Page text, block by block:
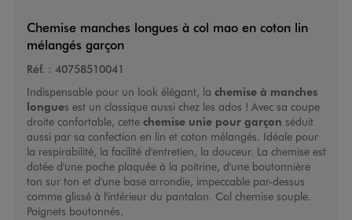
Chemise manches longues à col mao en coton lin
mélangés garçon
Réf. : 40758510041
Indispensable pour un look élégant, la chemise à manches
longues est un classique aussi chez les ados ! Avec sa coupe
droite confortable, cette chemise unie pour garçon séduit
aussi par sa confection en lin et coton mélangés. Idéale pour
la respirabilité, la facilité d'entretien, la douceur. La chemise est
dotée d'une poche plaquée à la poitrine, d'une boutonnière
ton sur ton et d'une base arrondie, impeccable par-dessus
comme glissé à l'intérieur du pantalon. Col chemise souple.
Poignets boutonnés.